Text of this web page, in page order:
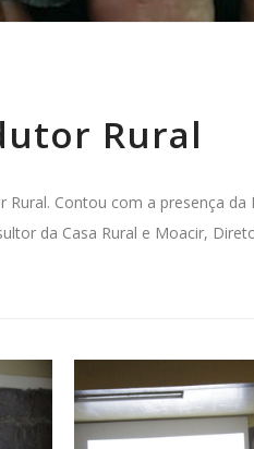
Rural
Contou com a presença da
da Casa Rural e Moacir,